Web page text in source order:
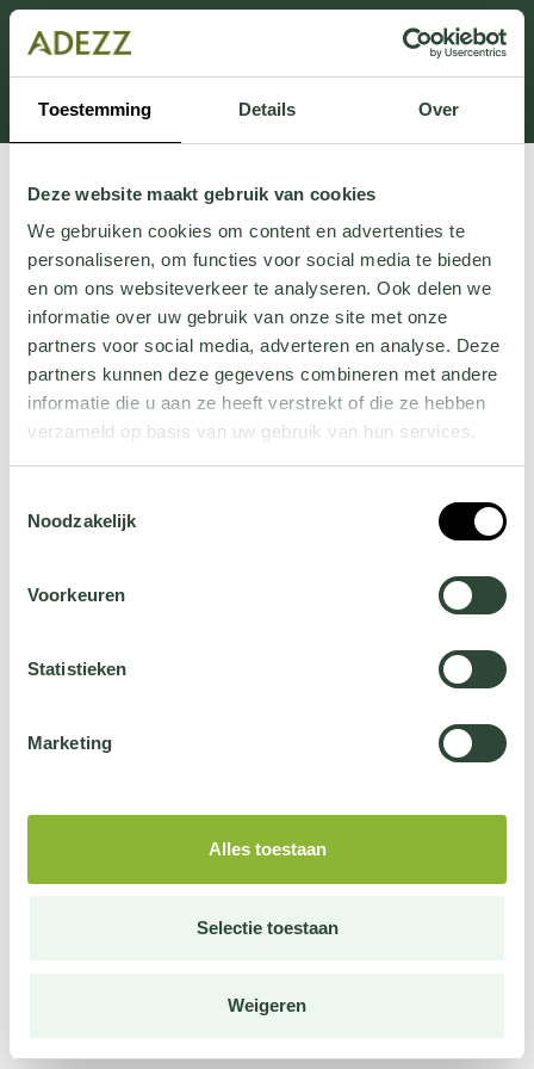
Toestemming Details Over
Deze website maakt gebruik van cookies
We gebruiken cookies om content en advertenties te
personaliseren, om functies voor social media te bieden
en om ons websiteverkeer te analyseren. Ook delen we
informatie over uw gebruik van onze site met onze
partners voor social media, adverteren en analyse. Deze
partners kunnen deze gegevens combineren met andere
informatie die u aan ze heeft verstrekt of die ze hebben
verzameld op basis van uw gebruik van hun services.
jehier.
Noodzakelijk
Voorkeuren
Statistieken
Marketing
Alles toestaan
Selectie toestaan
Weigeren
Dit onderdeel is momenteel in onderhoud.
Als je informatie mist kun je ons bellen +31 413 274
168 of mailen
Customersupport@adezz.com.